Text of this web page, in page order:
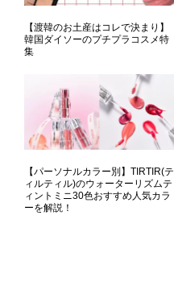
【渡韓のお土産はコレで決まり】
韓国ダイソーのプチプラコスメ特
集
【パーソナルカラー別】TIRTIR(テ
ィルティル)のウォーターリズムテ
ィントミニ30色おすすめ人気カラ
ーを解説！